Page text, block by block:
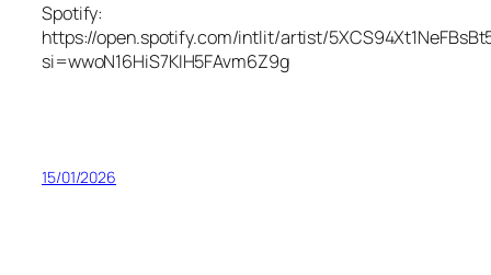
Spotify:
https://open.spotify.com/intlit/artist/
si=wwoN16HiS7KIH5FAvm6Z9g
15/01/2026